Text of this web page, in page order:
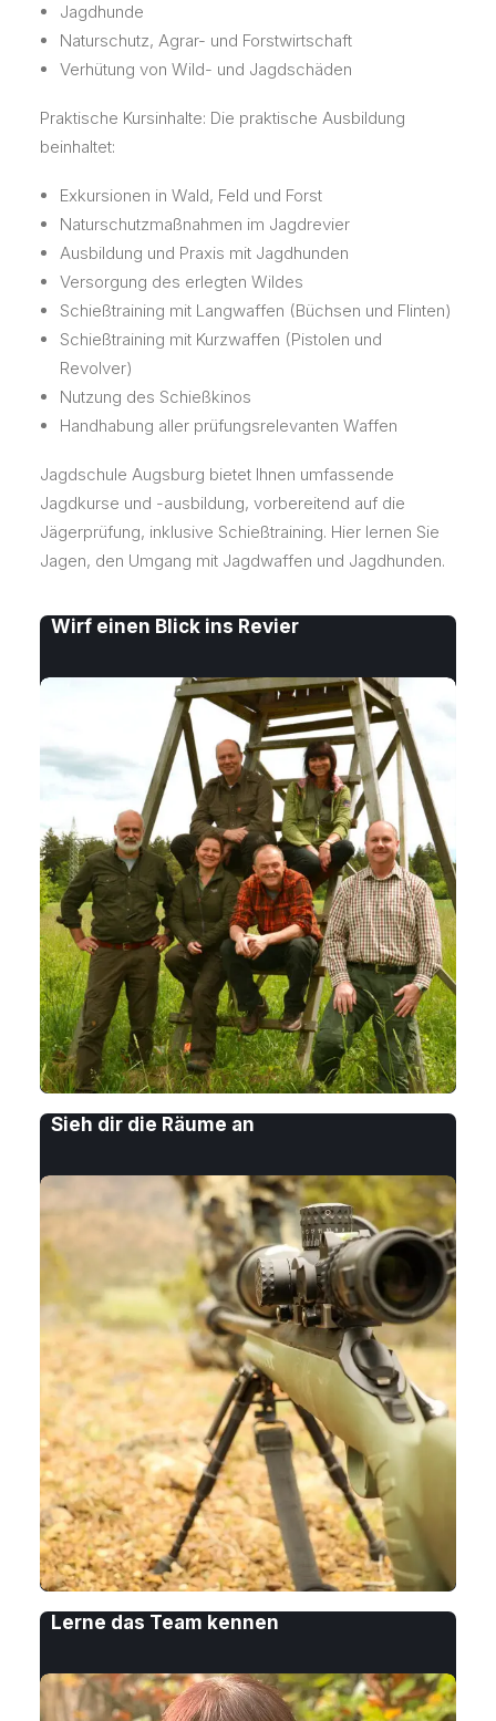
Jagdhunde
Naturschutz, Agrar- und Forstwirtschaft
Verhütung von Wild- und Jagdschäden
Praktische Kursinhalte: Die praktische Ausbildung
beinhaltet:
Exkursionen in Wald, Feld und Forst
Naturschutzmaßnahmen im Jagdrevier
Ausbildung und Praxis mit Jagdhunden
Versorgung des erlegten Wildes
Schießtraining mit Langwaffen (Büchsen und Flinten)
Schießtraining mit Kurzwaffen (Pistolen und
Revolver)
Nutzung des Schießkinos
Handhabung aller prüfungsrelevanten Waffen
Jagdschule Augsburg bietet Ihnen umfassende
Jagdkurse und -ausbildung, vorbereitend auf die
Jägerprüfung, inklusive Schießtraining. Hier lernen Sie
Jagen, den Umgang mit Jagdwaffen und Jagdhunden.
Wirf einen Blick ins Revier
Sieh dir die Räume an
Lerne das Team kennen